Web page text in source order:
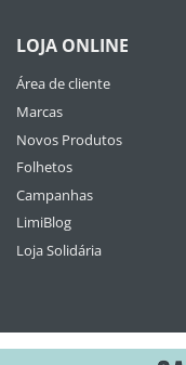
LOJA ONLINE
Área de cliente
Marcas
Novos Produtos
Folhetos
Campanhas
LimiBlog
Loja Solidária